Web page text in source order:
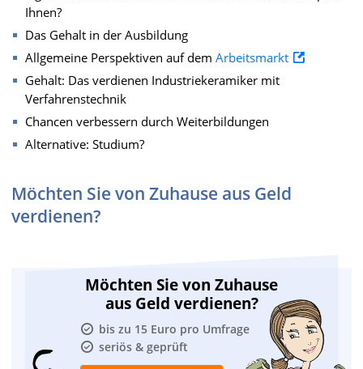
Ihnen?
Das Gehalt in der Ausbildung
Allgemeine Perspektiven auf dem Arbeitsmarkt
Gehalt: Das verdienen Industriekeramiker mit
Verfahrenstechnik
Chancen verbessern durch Weiterbildungen
Alternative: Studium?
Möchten Sie von Zuhause aus Geld
verdienen?
Möchten Sie von Zuhause
aus Geld verdienen?
bis zu 15 Euro pro Umfrage
seriös & geprüft